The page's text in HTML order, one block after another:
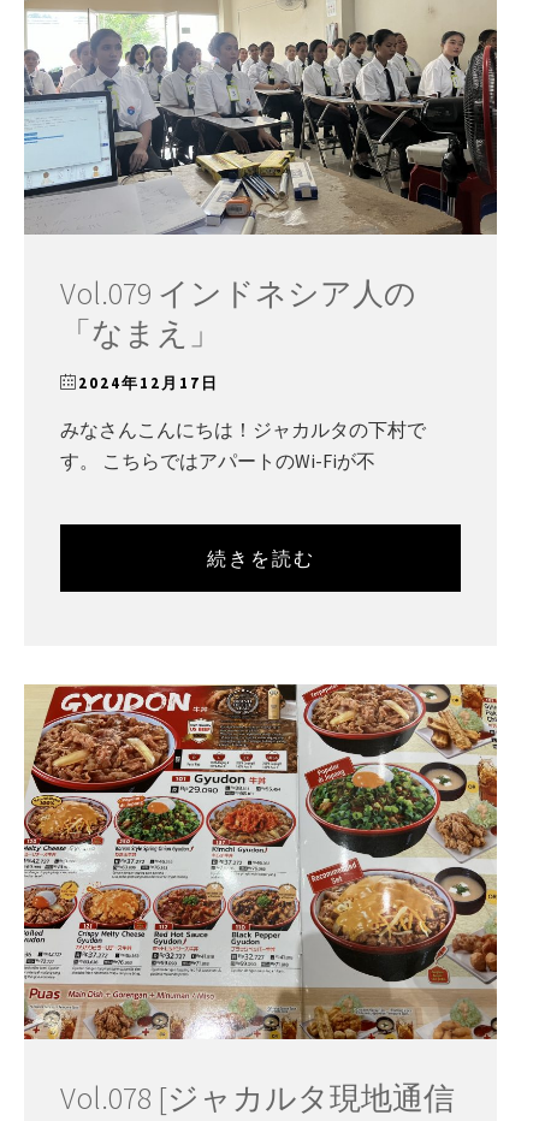
Vol.079 インドネシア人の
「なまえ」
2024年12月17日
みなさんこんにちは！ジャカルタの下村で
す。 こちらではアパートのWi-Fiが不
続きを読む
Vol.078 [ジャカルタ現地通信